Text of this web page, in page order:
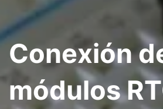
Conexión
módulos